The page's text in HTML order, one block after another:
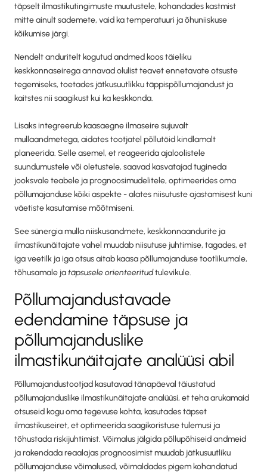
täpselt ilmastikutingimuste muutustele, kohandades kastmist
mitte ainult sademete, vaid ka temperatuuri ja õhuniiskuse
kõikumise järgi.
Nendelt anduritelt kogutud andmed koos täieliku
keskkonnaseirega annavad olulist teavet ennetavate otsuste
tegemiseks, toetades jätkusuutlikku täppispõllumajandust ja
kaitstes nii saagikust kui ka keskkonda.
Lisaks integreerub kaasaegne ilmaseire sujuvalt
mullaandmetega, aidates tootjatel põllutöid kindlamalt
planeerida. Selle asemel, et reageerida ajaloolistele
suundumustele või oletustele, saavad kasvatajad tugineda
jooksvale teabele ja prognoosimudelitele, optimeerides oma
põllumajanduse kõiki aspekte - alates niisutuste ajastamisest kuni
väetiste kasutamise mõõtmiseni.
See sünergia mulla niiskusandmete, keskkonnaandurite ja
ilmastikunäitajate vahel muudab niisutuse juhtimise, tagades, et
iga veetilk ja iga otsus aitab kaasa põllumajanduse tootlikumale,
tõhusamale jatäpsusele orienteeritudtulevikule.
Põllumajandustavade
edendamine täpsuse ja
põllumajanduslike
ilmastikunäitajate analüüsi abil
Põllumajandustootjad kasutavad tänapäeval täiustatud
põllumajanduslike ilmastikunäitajate analüüsi, et teha arukamaid
otsuseid kogu oma tegevuse kohta, kasutades täpset
ilmastikuseiret, et optimeerida saagikoristuse tulemusi ja
tõhustada riskijuhtimist. Võimalus jälgida põllupõhiseid andmeid
ja rakendada reaalajas prognoosimist muudab jätkusuutliku
põllumajanduse võimalused, võimaldades pigem kohandatud